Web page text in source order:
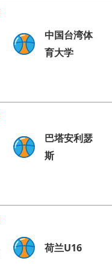
中国台湾体
育大学
巴塔安利瑟
斯
荷兰U16